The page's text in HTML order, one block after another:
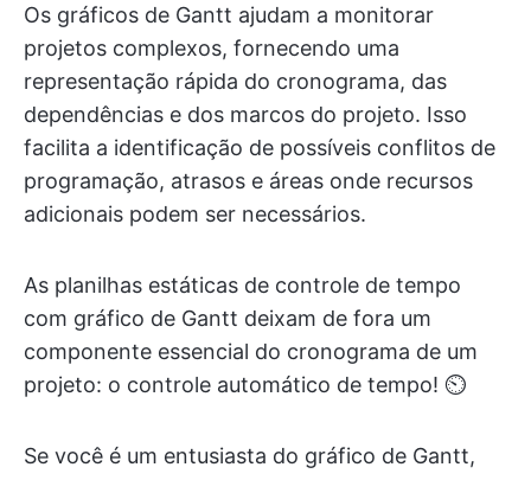
Os gráficos de Gantt ajudam a monitorar
projetos complexos, fornecendo uma
representação rápida do cronograma, das
dependências e dos marcos do projeto. Isso
facilita a identificação de possíveis conflitos de
programação, atrasos e áreas onde recursos
adicionais podem ser necessários.
As planilhas estáticas de controle de tempo
com gráfico de Gantt deixam de fora um
componente essencial do cronograma de um
projeto: o controle automático de tempo! ⏲
Se você é um entusiasta do gráfico de Gantt,